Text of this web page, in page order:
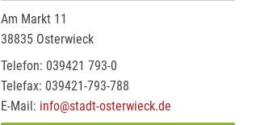
Am Markt 11
38835 Osterwieck
Telefon: 039421 793-0
Telefax: 039421-793-788
E-Mail: info@stadt-osterwieck.de